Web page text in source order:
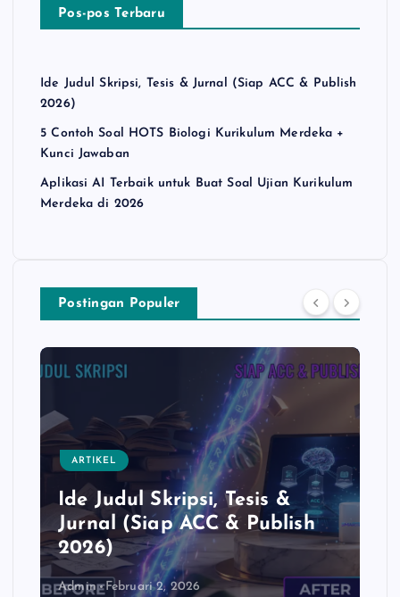
Pos-pos Terbaru
Ide Judul Skripsi, Tesis & Jurnal (Siap ACC & Publish
2026)
5 Contoh Soal HOTS Biologi Kurikulum Merdeka +
Kunci Jawaban
Aplikasi AI Terbaik untuk Buat Soal Ujian Kurikulum
Merdeka di 2026
Postingan Populer
ARTIKEL
Ide Judul Skripsi, Tesis &
Jurnal (Siap ACC & Publish
2026)
Admin Februari 2, 2026